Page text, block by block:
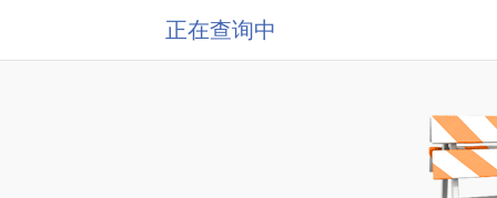
正在查询中